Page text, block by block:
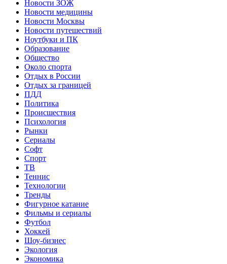
Новости ЗОЖ
Новости медицины
Новости Москвы
Новости путешествий
Ноутбуки и ПК
Образование
Общество
Около спорта
Отдых в России
Отдых за границей
ПДД
Политика
Происшествия
Психология
Рынки
Сериалы
Софт
Спорт
ТВ
Теннис
Технологии
Тренды
Фигурное катание
Фильмы и сериалы
Футбол
Хоккей
Шоу-бизнес
Экология
Экономика